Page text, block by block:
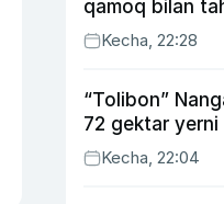
qamoq bilan
Kecha, 22:28
“Tolibon”
72 gektar
Kecha, 22:04